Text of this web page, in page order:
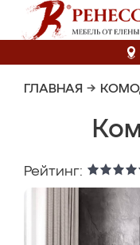
ГЛАВНАЯ →
Рейтинг: